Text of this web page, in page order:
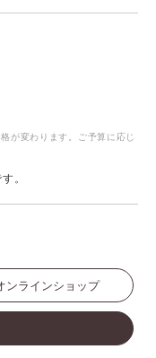
が変わります。ご予算に応じ
。
ンラインショップ